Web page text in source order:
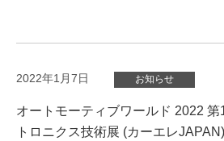
2022年1月7日 お知らせ
オートモーティブワールド 2022 第
トロニクス技術展 (カーエレ